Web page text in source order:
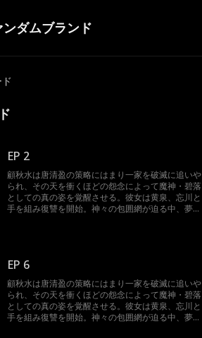
ンダムブランド
EP 2
顧秋水は唐清盈の策略にはまり一家を破滅に追いや
られ、その天を衝くほどの怨念によって魔神・碧落
としての真の姿を覚醒させる。彼女は黄泉、忘川と
手を組み復讐を開始。神々の包囲網が迫る中、夢境
EP 6
顧秋水は唐清盈の策略にはまり一家を破滅に追いや
られ、その天を衝くほどの怨念によって魔神・碧落
としての真の姿を覚醒させる。彼女は黄泉、忘川と
手を組み復讐を開始。神々の包囲網が迫る中、夢境